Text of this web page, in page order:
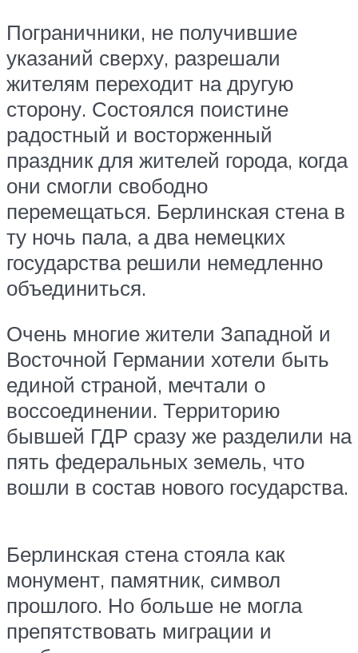
Пограничники, не получившие
указаний сверху, разрешали
жителям переходит на другую
сторону. Состоялся поистине
радостный и восторженный
праздник для жителей города, когда
они смогли свободно
перемещаться. Берлинская стена в
ту ночь пала, а два немецких
государства решили немедленно
объединиться.
Очень многие жители Западной и
Восточной Германии хотели быть
единой страной, мечтали о
воссоединении. Территорию
бывшей ГДР сразу же разделили на
пять федеральных земель, что
вошли в состав нового государства.
Берлинская стена стояла как
монумент, памятник, символ
прошлого. Но больше не могла
препятствовать миграции и